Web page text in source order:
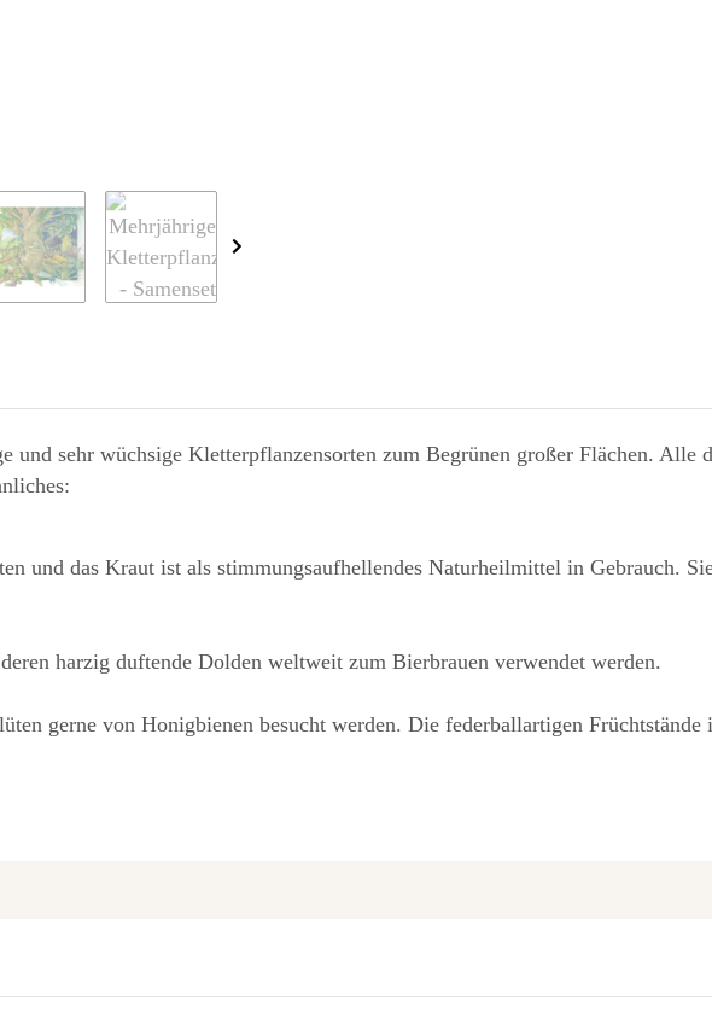
und sehr wüchsige Kletterpflanzensorten zum Begrünen großer Flächen. Alle
und das Kraut ist als stimmungsaufhellendes Naturheilmittel in Gebrauch.
harzig duftende Dolden weltweit zum Bierbrauen verwendet werden.
gerne von Honigbienen besucht werden. Die federballartigen